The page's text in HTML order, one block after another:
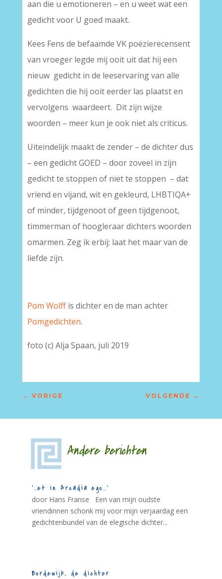
aan die u emotioneren – en u weet wat een
gedicht voor U goed maakt.
Kees Fens de befaamde VK poëzierecensent
van vroeger legde mij ooit uit dat hij een
nieuw gedicht in de leeservaring van alle
gedichten die hij ooit eerder las plaatst en
vervolgens waardeert. Dit zijn wijze
woorden – meer kun je ook niet als criticus.
Uiteindelijk maakt de zender – de dichter dus
– een gedicht GOED – door zoveel in zijn
gedicht te stoppen of niet te stoppen – dat
vriend en vijand, wit en gekleurd, LHBTIQA+
of minder, tijdgenoot of geen tijdgenoot,
timmerman of hoogleraar dichters woorden
omarmen. Zeg ik erbij: laat het maar van de
liefde zijn.
Pom Wolffis dichter en de man achter
Pomgedichten.
foto (c) Alja Spaan, juli 2019
← VORIGE VOLGENDE →
Andere berichten
‘…et in Arcadia ego…’
door Hans Franse Een van mijn oudste
vriendinnen schonk mij voor mijn verjaardag een
gedichtenbundel van de elegische dichter...
Bordewijk, de dichter